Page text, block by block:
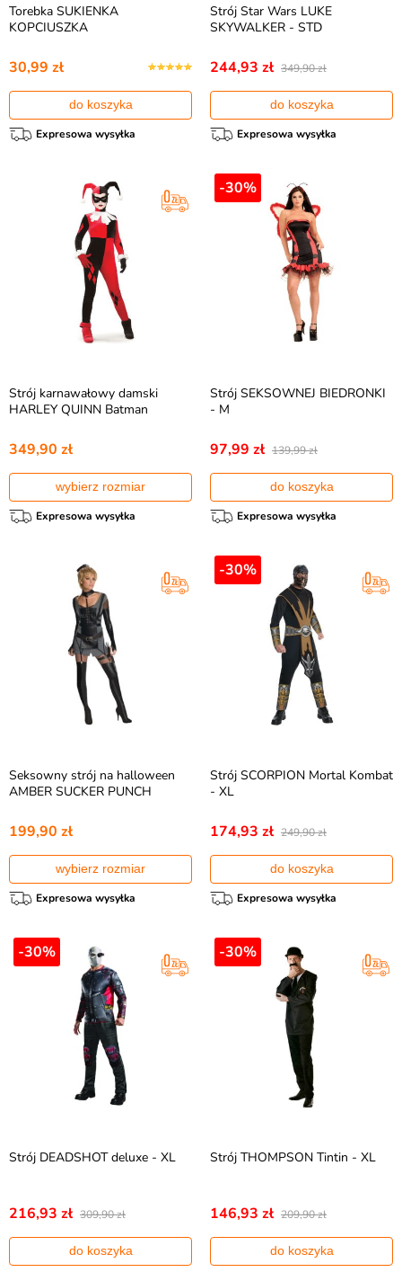
Torebka SUKIENKA
KOPCIUSZKA
30,99 zł
do koszyka
Expresowa wysyłka
Strój Star Wars LUKE
SKYWALKER - STD
244,93 zł 349,90 zł
do koszyka
Expresowa wysyłka
Strój karnawałowy damski
HARLEY QUINN Batman
349,90 zł
wybierz rozmiar
Expresowa wysyłka
-30%
Strój SEKSOWNEJ BIEDRONKI
- M
97,99 zł 139,99 zł
do koszyka
Expresowa wysyłka
Seksowny strój na halloween
AMBER SUCKER PUNCH
199,90 zł
wybierz rozmiar
Expresowa wysyłka
-30%
Strój SCORPION Mortal Kombat
- XL
174,93 zł 249,90 zł
do koszyka
Expresowa wysyłka
-30%
Strój DEADSHOT deluxe - XL
216,93 zł 309,90 zł
do koszyka
-30%
Strój THOMPSON Tintin - XL
146,93 zł 209,90 zł
do koszyka